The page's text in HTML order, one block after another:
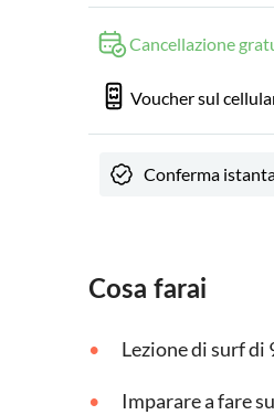
Cancellazione
Voucher sul
Conferma
Cosa farai
Lezione di surf di
Imparare a fare